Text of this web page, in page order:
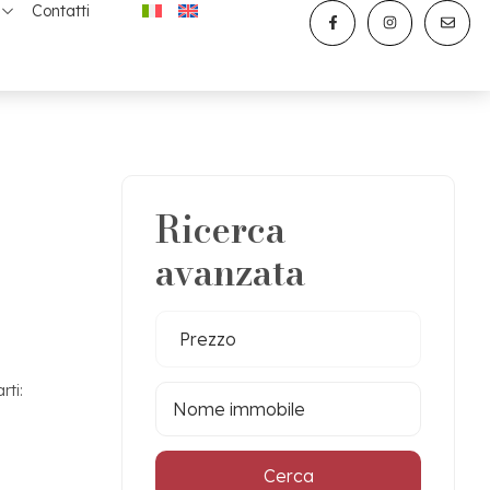
Contatti
Ricerca
avanzata
Prezzo
Cerca